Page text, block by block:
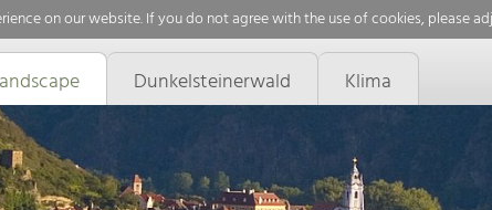
on our website. If you do not agree with the use of cookies, please
Dunkelsteinerwald Klima